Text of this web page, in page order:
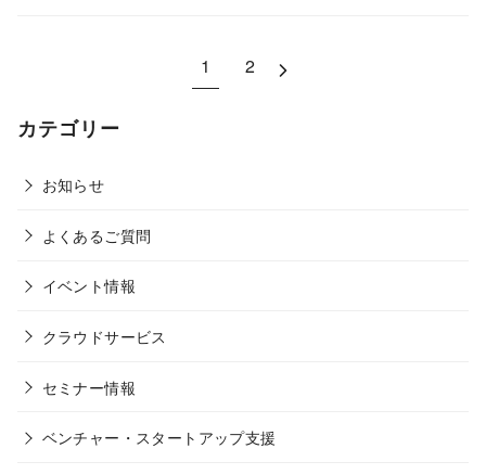
1 2
カテゴリー
お知らせ
よくあるご質問
イベント情報
クラウドサービス
セミナー情報
ベンチャー・スタートアップ支援